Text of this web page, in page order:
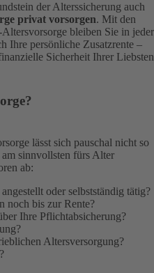
der Alterssicherung auch
privat vorsorgen. Mit den
bleiben Sie in jeder
Ihre persönliche Zusatzrente –
Sicherheit Ihrer
lässt sich pauschal nicht so
sinnvollsten fürs Alter
ab:
oder selbstständig tätig?
noch bis zur Rente?
Ihre Pflichtabsicherung?
Altersversorgung?